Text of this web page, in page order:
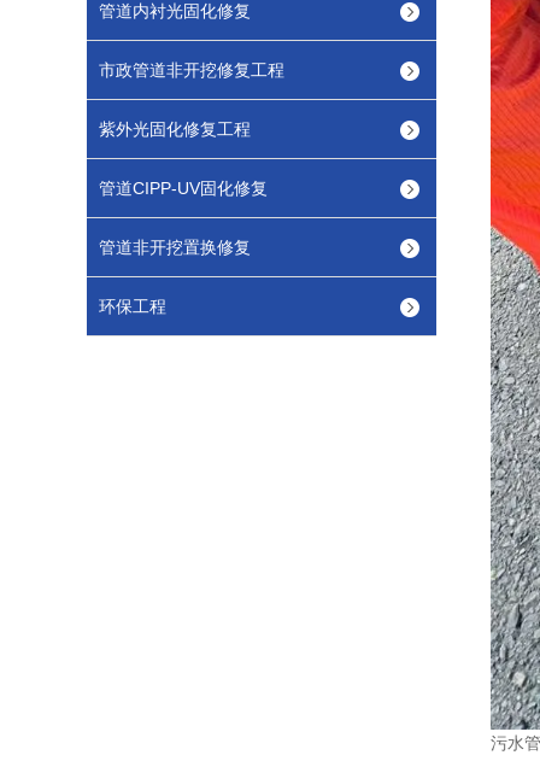
管道内衬光固化修复
市政管道非开挖修复工程
紫外光固化修复工程
管道CIPP-UV固化修复
管道非开挖置换修复
环保工程
污水